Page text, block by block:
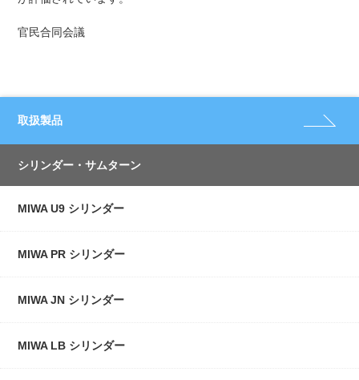
官民合同会議
取扱製品
シリンダー・サムターン
MIWA U9 シリンダー
MIWA PR シリンダー
MIWA JN シリンダー
MIWA LB シリンダー